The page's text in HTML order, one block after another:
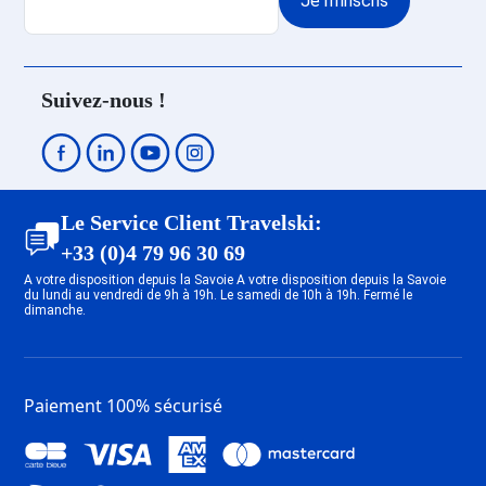
Suivez-nous !
Le Service Client Travelski:
+33 (0)4 79 96 30 69
A votre disposition depuis la Savoie A votre disposition depuis la Savoie
du lundi au vendredi de 9h à 19h. Le samedi de 10h à 19h. Fermé le
dimanche.
Paiement 100% sécurisé